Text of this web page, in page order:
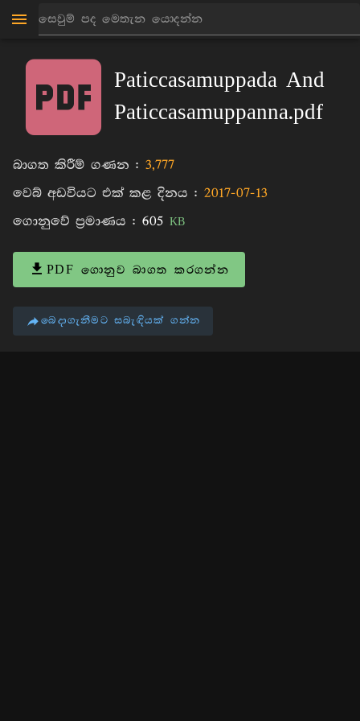
Paticcasamuppada And
Paticcasamuppanna.pdf
බාගත කිරීම් ගණන : 3,777
වෙබ් අඩවියට එක් කළ දිනය : 2017-07-13
ගොනුවේ ප්‍රමාණය : 605 KB
PDF ගොනුව බාගත කරගන්න
බෙදාගැනීමට සබැඳියක් ගන්න